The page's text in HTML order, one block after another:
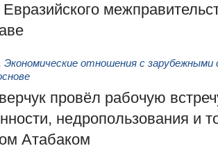
, Экономические отношения с
провёл рабочую
недропользования и
Атабаком